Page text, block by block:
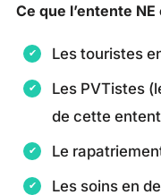
Ce que l’entente NE
Les touristes
Les PVTistes
de cette
Le
Les soins en